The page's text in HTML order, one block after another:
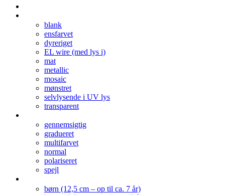
blank
ensfarvet
dyreriget
EL wire (med lys i)
mat
metallic
mosaic
mønstret
selvlysende i UV lys
transparent
gennemsigtig
gradueret
multifarvet
normal
polariseret
spejl
børn (12,5 cm – op til ca. 7 år)